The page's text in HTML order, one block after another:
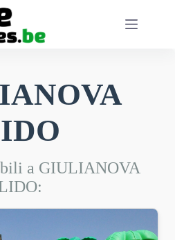
a GIULIANOVA